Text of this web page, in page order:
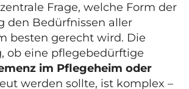
Frage, welche Form der
den Bedürfnissen aller
besten gerecht wird. Die
ob eine pflegebedürftige
im Pflegeheim oder
werden sollte, ist komplex –